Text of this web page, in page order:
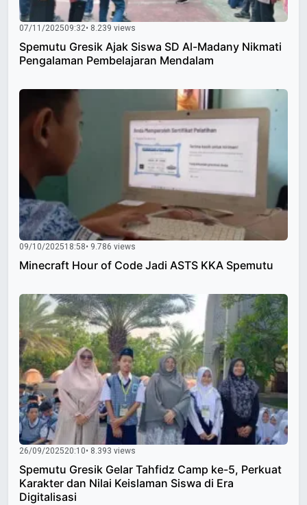
07/11/202509:32• 8.239 views
Spemutu Gresik Ajak Siswa SD Al-Madany Nikmati
Pengalaman Pembelajaran Mendalam
09/10/202518:58• 9.786 views
Minecraft Hour of Code Jadi ASTS KKA Spemutu
26/09/202520:10• 8.393 views
Spemutu Gresik Gelar Tahfidz Camp ke-5, Perkuat
Karakter dan Nilai Keislaman Siswa di Era
Digitalisasi